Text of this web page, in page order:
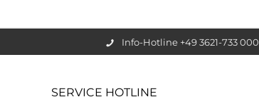
Info-Hotline +49 3621-733 000
SERVICE HOTLINE